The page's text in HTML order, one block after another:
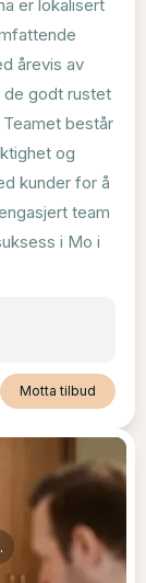
er lokalisert
årevis av
de godt rustet
består
og
kunder for å
team
i Mo i
Motta tilbud